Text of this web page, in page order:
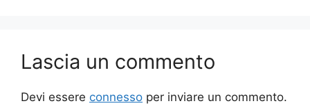
Lascia un commento
Devi essere connesso per inviare un commento.